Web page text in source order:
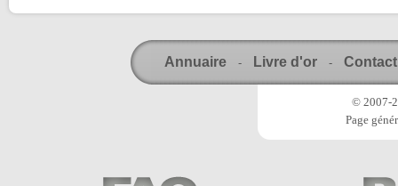
Annuaire - Livre d'or - Contact
© 2007-
Page